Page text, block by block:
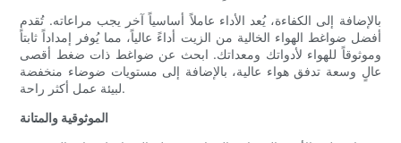
بالإضافة إلى الكفاءة، يُعد الأداء عاملاً أساسياً آخر يجب مراعاته. تُقدم
أفضل ضواغط الهواء الخالية من الزيت أداءً عالياً، مما يُوفر إمداداً ثابتاً
وموثوقاً للهواء لأدواتك ومعداتك. ابحث عن ضواغط ذات ضغط أقصى
عالٍ وسعة تدفق هواء عالية، بالإضافة إلى مستويات ضوضاء منخفضة
لبيئة عمل أكثر راحة.
الموثوقية والمتانة